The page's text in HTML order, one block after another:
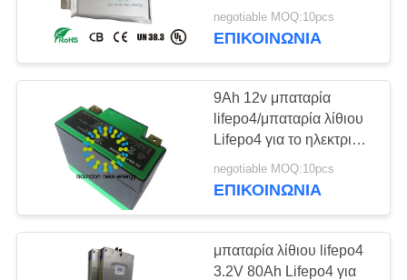
ΖΗΤΉΣΤΕ
ΈΝΑ
ΑΠΌΣΠΑΣΜΑ
SITEMAP
ΠΟΛΙΤΙΚΉ
ΑΠΟΡΡΉΤΟΥ
Lifepo4 για τα ηλεκτρικά
οχήματα, UPS
negotiable MOQ:10pcs
ΕΠΙΚΟΙΝΩΝΊΑ
9Ah 12v μπαταρία
lifepo4/μπαταρία λίθιου
Lifepo4 για το ηλεκτρικό
βάρος εκκινητών 1.2KG
μοτοσικλετών
negotiable MOQ:10pcs
ΕΠΙΚΟΙΝΩΝΊΑ
μπαταρία λίθιου lifepo4
3.2V 80Ah Lifepo4 για